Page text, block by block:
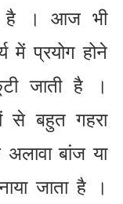
है । आज भी
में प्रयोग होने
जाती है ।
से बहुत गहरा
बांज या
जाता है ।